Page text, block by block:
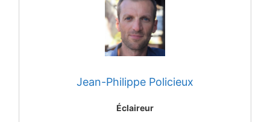
Jean-Philippe Policieux
Éclaireur